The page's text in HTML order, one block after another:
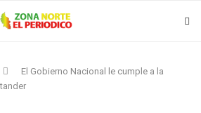
El Gobierno Nacional le cumple a la